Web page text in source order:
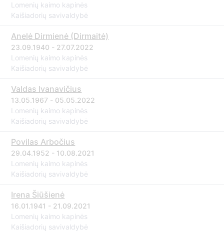
Lomenių kaimo kapinės
Kaišiadorių savivaldybė
Anelė Dirmienė (Dirmaitė)
23.09.1940 - 27.07.2022
Lomenių kaimo kapinės
Kaišiadorių savivaldybė
Valdas Ivanavičius
13.05.1967 - 05.05.2022
Lomenių kaimo kapinės
Kaišiadorių savivaldybė
Povilas Arbočius
29.04.1952 - 10.08.2021
Lomenių kaimo kapinės
Kaišiadorių savivaldybė
Irena Šiūšienė
16.01.1941 - 21.09.2021
Lomenių kaimo kapinės
Kaišiadorių savivaldybė